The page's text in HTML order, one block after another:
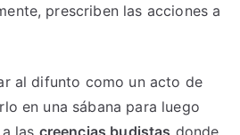
prescriben las acciones a
al difunto como un acto de
en una sábana para luego
las creencias budistas donde